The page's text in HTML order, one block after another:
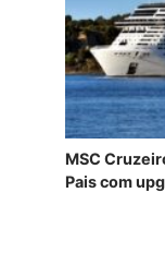
MSC
Pais com